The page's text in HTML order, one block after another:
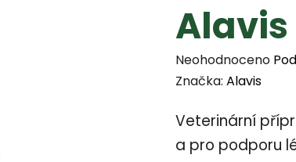
Alavis
Průměrné
hodnocení
je
0,0
Neohodnoceno
Značka: Alavis
Veterinární
a pro podporu